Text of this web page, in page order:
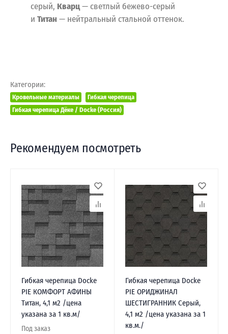
серый, Кварц— светлый бежево-серый
и Титан — нейтральный стальной оттенок.
Категории:
Кровельные материалы
Гибкая черепица
Гибкая черепица Дёке / Docke (Россия)
Рекомендуем посмотреть
Гибкая черепица Docke
PIE КОМФОРТ АФИНЫ
Титан, 4,1 м2 /цена
указана за 1 кв.м/
Под заказ
Гибкая черепица Docke
PIE ОРИДЖИНАЛ
ШЕСТИГРАННИК Серый,
4,1 м2 /цена указана за 1
кв.м./